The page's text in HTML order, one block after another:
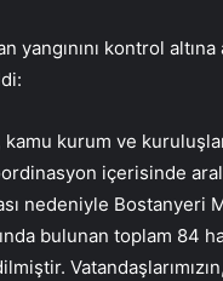
kontrol altına
kamu kurum ve
içerisinde
nedeniyle Bostanyeri
bulunan toplam 84